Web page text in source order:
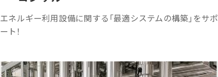
エネルギー利用設備に関する「最適システムの構築」をサポ
ート！